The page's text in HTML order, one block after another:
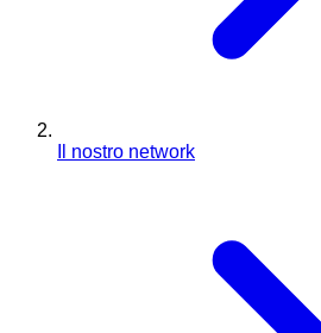
Il nostro network